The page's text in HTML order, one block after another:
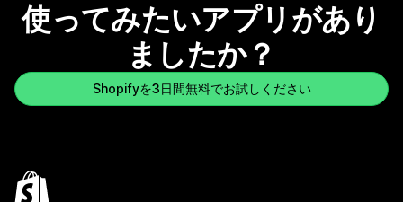
使ってみたいアプリがあり
ましたか？
Shopifyを3日間無料でお試しください